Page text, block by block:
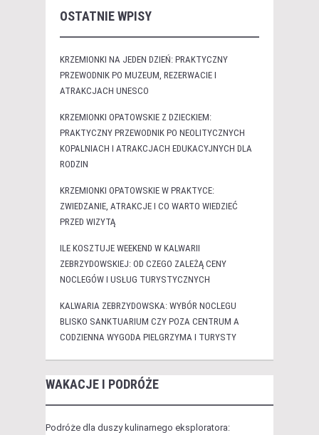
OSTATNIE WPISY
KRZEMIONKI NA JEDEN DZIEŃ: PRAKTYCZNY
PRZEWODNIK PO MUZEUM, REZERWACIE I
ATRAKCJACH UNESCO
KRZEMIONKI OPATOWSKIE Z DZIECKIEM:
PRAKTYCZNY PRZEWODNIK PO NEOLITYCZNYCH
KOPALNIACH I ATRAKCJACH EDUKACYJNYCH DLA
RODZIN
KRZEMIONKI OPATOWSKIE W PRAKTYCE:
ZWIEDZANIE, ATRAKCJE I CO WARTO WIEDZIEĆ
PRZED WIZYTĄ
ILE KOSZTUJE WEEKEND W KALWARII
ZEBRZYDOWSKIEJ: OD CZEGO ZALEŻĄ CENY
NOCLEGÓW I USŁUG TURYSTYCZNYCH
KALWARIA ZEBRZYDOWSKA: WYBÓR NOCLEGU
BLISKO SANKTUARIUM CZY POZA CENTRUM A
CODZIENNA WYGODA PIELGRZYMA I TURYSTY
WAKACJE I PODRÓŻE
Podróże dla duszy kulinarnego eksploratora: